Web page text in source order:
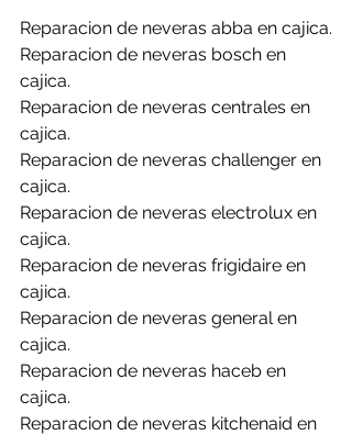
Reparacion de neveras abba en cajica.
Reparacion de neveras bosch en
cajica.
Reparacion de neveras centrales en
cajica.
Reparacion de neveras challenger en
cajica.
Reparacion de neveras electrolux en
cajica.
Reparacion de neveras frigidaire en
cajica.
Reparacion de neveras general en
cajica.
Reparacion de neveras haceb en
cajica.
Reparacion de neveras kitchenaid en